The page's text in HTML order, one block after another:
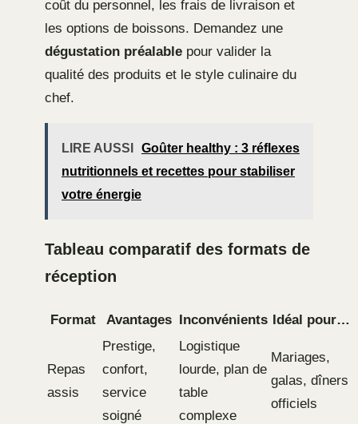
coût du personnel, les frais de livraison et
les options de boissons. Demandez une
dégustation préalable pour valider la
qualité des produits et le style culinaire du
chef.
LIRE AUSSI
Goûter healthy : 3 réflexes
nutritionnels et recettes pour stabiliser
votre énergie
Tableau comparatif des formats de
réception
Format Avantages Inconvénients Idéal pour…
Repas
assis
Prestige,
confort,
service
soigné
Logistique
lourde, plan de
table
complexe
Mariages,
galas, dîners
officiels